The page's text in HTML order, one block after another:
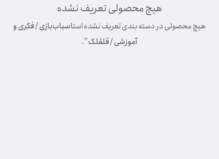
هیچ محصولی تعریف نشده
هیچ محصولی در دسته بندی تعریف نشده استاسباب‌بازی / فکری و
آموزشی / قلقلک".